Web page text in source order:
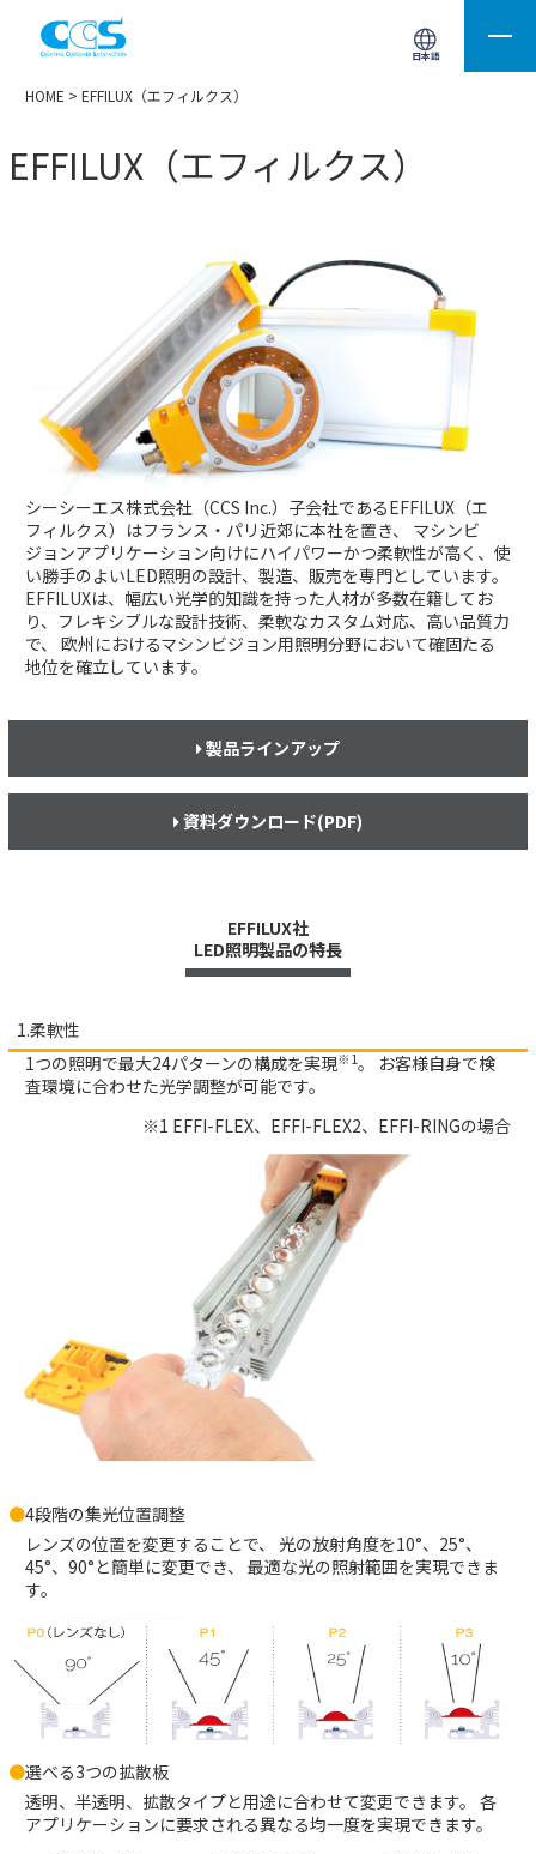
日本語
画像処理用の製品検索 サイト内検索(Enterで実行)
HOME > EFFILUX（エフィルクス）
EFFILUX（エフィルクス）
シーシーエス株式会社（CCS Inc.）子会社であるEFFILUX（エ
フィルクス）はフランス・パリ近郊に本社を置き、
マシンビ
ジョンアプリケーション向けにハイパワーかつ柔軟性が高く、使
い勝手のよいLED照明の設計、製造、販売を専門としています。
EFFILUXは、幅広い光学的知識を持った人材が多数在籍してお
り、フレキシブルな設計技術、柔軟なカスタム対応、高い品質力
で、
欧州におけるマシンビジョン用照明分野において確固たる
地位を確立しています。
製品ラインアップ
資料ダウンロード(PDF)
EFFILUX社
LED照明製品の特長
1.柔軟性
1つの照明で最大24パターンの構成を実現※1。
お客様自身で検
査環境に合わせた光学調整が可能です。
※1 EFFI-FLEX、EFFI-FLEX2、EFFI-RINGの場合
4段階の集光位置調整
レンズの位置を変更することで、
光の放射角度を10°、25°、
45°、90°と簡単に変更でき、
最適な光の照射範囲を実現できま
す。
選べる3つの拡散板
透明、半透明、拡散タイプと用途に合わせて変更できます。 各
アプリケーションに要求される異なる均一度を実現できます。